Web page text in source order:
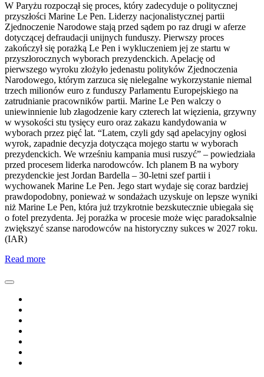
W Paryżu rozpoczął się proces, który zadecyduje o politycznej
przyszłości Marine Le Pen. Liderzy nacjonalistycznej partii
Zjednoczenie Narodowe stają przed sądem po raz drugi w aferze
dotyczącej defraudacji unijnych funduszy. Pierwszy proces
zakończył się porażką Le Pen i wykluczeniem jej ze startu w
przyszłorocznych wyborach prezydenckich. Apelację od
pierwszego wyroku złożyło jedenastu polityków Zjednoczenia
Narodowego, którym zarzuca się nielegalne wykorzystanie niemal
trzech milionów euro z funduszy Parlamentu Europejskiego na
zatrudnianie pracowników partii. Marine Le Pen walczy o
uniewinnienie lub złagodzenie kary czterech lat więzienia, grzywny
w wysokości stu tysięcy euro oraz zakazu kandydowania w
wyborach przez pięć lat. “Latem, czyli gdy sąd apelacyjny ogłosi
wyrok, zapadnie decyzja dotycząca mojego startu w wyborach
prezydenckich. We wrześniu kampania musi ruszyć” – powiedziała
przed procesem liderka narodowców. Ich planem B na wybory
prezydenckie jest Jordan Bardella – 30-letni szef partii i
wychowanek Marine Le Pen. Jego start wydaje się coraz bardziej
prawdopodobny, ponieważ w sondażach uzyskuje on lepsze wyniki
niż Marine Le Pen, która już trzykrotnie bezskutecznie ubiegała się
o fotel prezydenta. Jej porażka w procesie może więc paradoksalnie
zwiększyć szanse narodowców na historyczny sukces w 2027 roku.
(IAR)
Read more